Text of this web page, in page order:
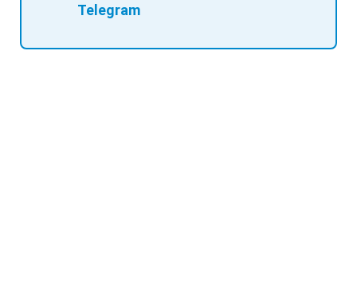
Telegram